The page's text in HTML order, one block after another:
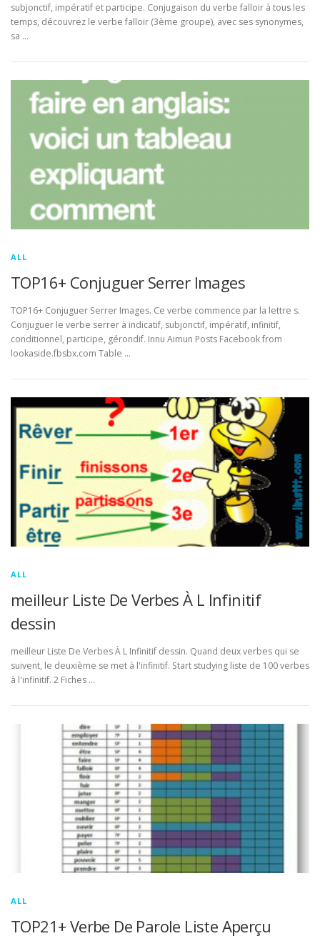
subjonctif, impératif et participe. Conjugaison du verbe falloir à tous les
temps, découvrez le verbe falloir (3ème groupe), avec ses synonymes,
sa …
ALL
TOP16+ Conjuguer Serrer Images
TOP16+ Conjuguer Serrer Images. Ce verbe commence par la lettre s.
Conjuguer le verbe serrer à indicatif, subjonctif, impératif, infinitif,
conditionnel, participe, gérondif. Innu Aimun Posts Facebook from
lookaside.fbsbx.com Table …
ALL
meilleur Liste De Verbes À L Infinitif
dessin
meilleur Liste De Verbes À L Infinitif dessin. Quand deux verbes qui se
suivent, le deuxième se met à l'infinitif. Start studying liste de 100 verbes
à l'infinitif. 2 Fiches …
ALL
TOP21+ Verbe De Parole Liste Aperçu